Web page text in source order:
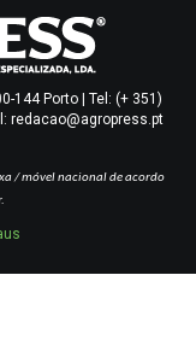
144 Porto | Tel: (+ 351)
redacao@agropress.pt
/ móvel nacional de acordo